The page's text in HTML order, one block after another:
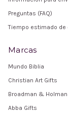
Preguntas (FAQ)
Tiempo estimado de
Marcas
Mundo Biblia
Christian Art Gifts
Broadman & Holman
Abba Gifts